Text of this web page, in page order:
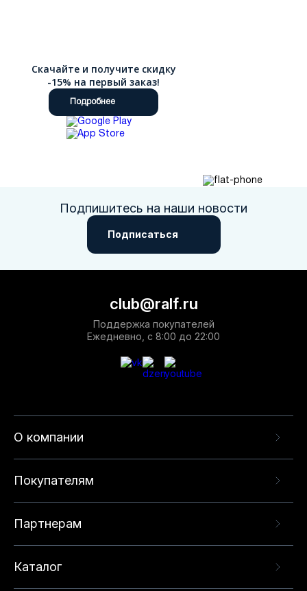
Скачайте и получите скидку
-15% на первый заказ!
Подробнее
Подпишитесь на наши новости
Подписаться
О компании
Покупателям
Партнерам
Каталог
club@ralf.ru
Поддержка покупателей
Ежедневно, с 8:00 до 22:00